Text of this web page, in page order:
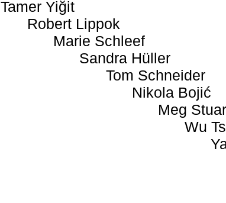
Tamer Yiğit
Robert Lippok
Marie Schleef
Sandra Hüller
Tom Schneider
Nikola Bojić
Meg
Wu